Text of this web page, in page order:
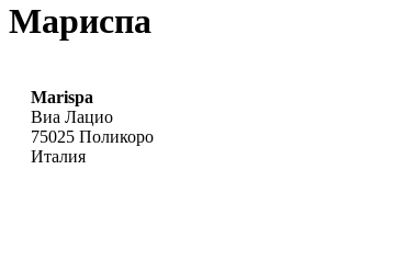
Мариспа
Marispa
Виа Лацио
75025 Поликоро
Италия